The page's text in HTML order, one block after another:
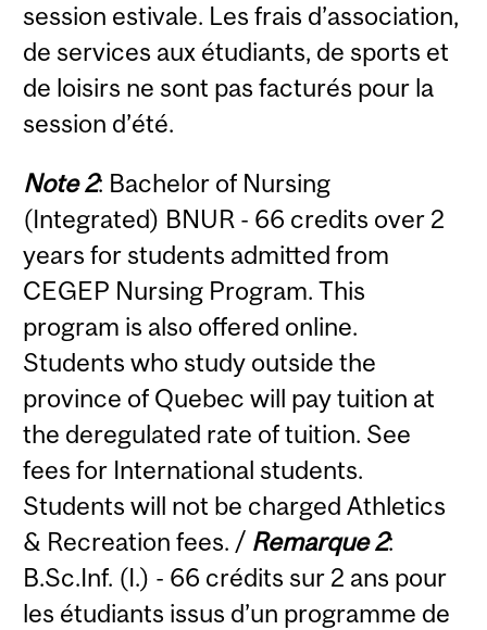
session estivale. Les frais d’association,
de services aux étudiants, de sports et
de loisirs ne sont pas facturés pour la
session d’été.
Note 2: Bachelor of Nursing
(Integrated) BNUR - 66 credits over 2
years for students admitted from
CEGEP Nursing Program. This
program is also offered online.
Students who study outside the
province of Quebec will pay tuition at
the deregulated rate of tuition. See
fees for International students.
Students will not be charged Athletics
& Recreation fees. / Remarque 2:
B.Sc.Inf. (I.) - 66 crédits sur 2 ans pour
les étudiants issus d’un programme de